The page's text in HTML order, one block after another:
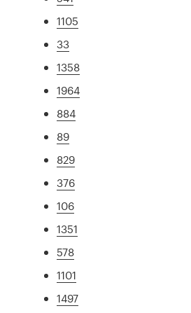
1105
33
1358
1964
884
89
829
376
106
1351
578
1101
1497